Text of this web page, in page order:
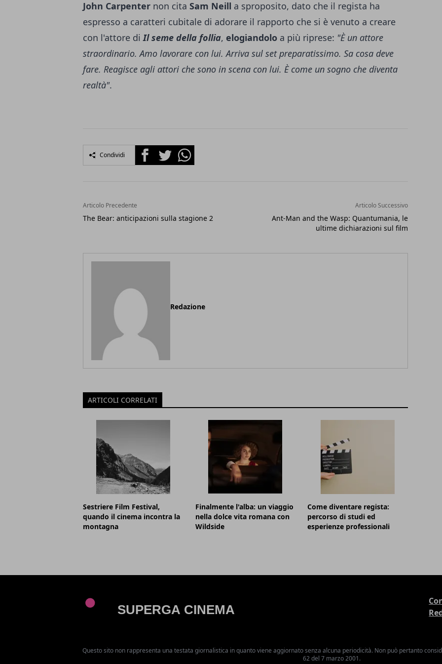
John Carpenter non cita Sam Neill a sproposito, dato che il regista ha
espresso a caratteri cubitale di adorare il rapporto che si è venuto a creare
con l'attore diIl seme della follia, elogiandolo a più riprese: "È un attore
straordinario. Amo lavorare con lui. Arriva sul set preparatissimo. Sa cosa deve
fare. Reagisce agli attori che sono in scena con lui. È come un sogno che diventa
realtà".
Condividi FacebookTwitterWhatsapp
Articolo Precedente
The Bear: anticipazioni sulla stagione 2
Articolo Successivo
Ant-Man and the Wasp: Quantumania, le
ultime dichiarazioni sul film
Redazione
ARTICOLI CORRELATI
Sestriere Film Festival,
quando il cinema incontra la
montagna
Finalmente l'alba: un viaggio
nella dolce vita romana con
Wildside
Come diventare regista:
percorso di studi ed
esperienze professionali
Questo sito non rappresenta una testata giornalistica in quanto viene aggiornato senza alcuna periodicità. Non può pertanto
62 del 7 marzo 2001.